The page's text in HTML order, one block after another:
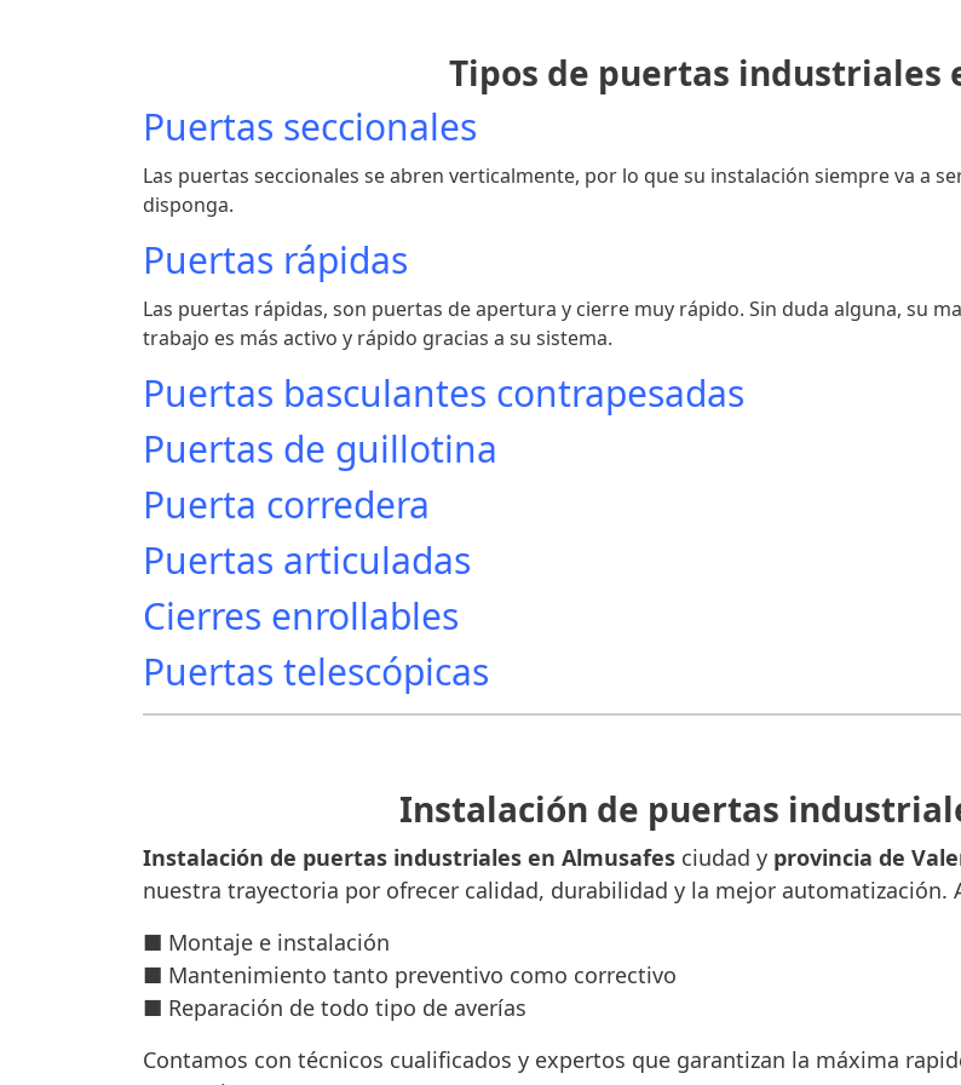
Tipos de puertas industriales
Puertas seccionales
Las puertas seccionales se abren verticalmente, por lo que su instalación siempre va a
disponga.
Puertas rápidas
Las puertas rápidas, son puertas de apertura y cierre muy rápido. Sin duda alguna, su
trabajo es más activo y rápido gracias a su sistema.
Puertas basculantes contrapesadas
Puertas de guillotina
Puerta corredera
Puertas articuladas
Cierres enrollables
Puertas telescópicas
Instalación de puertas
Instalación de puertas industriales en Almusafes ciudad y provincia de
nuestra trayectoria por ofrecer calidad, durabilidad y la mejor automatización.
■ Montaje e instalación
■ Mantenimiento tanto preventivo como correctivo
■ Reparación de todo tipo de averías
Contamos con técnicos cualificados y expertos que garantizan la máxima